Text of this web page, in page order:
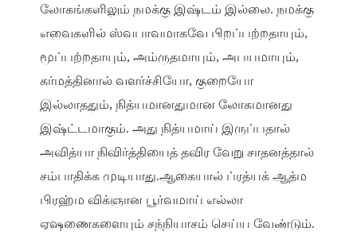
லோகங்களிலும் நமக்கு இஷ்டம் இல்லை. நமக்கு
எவைகளில் ஸ்வபாவமாகவே பிறப்பற்றதாயும்,
மூப்பற்றதாயும், அம்ருதமாயும், அபயமாயும்,
கர்மத்தினால் வளர்ச்சியோ, குறையோ
இல்லாததும், நித்யமானதுமான லோகமானது
இஷ்ட்டமாகும். அது நித்யமாய் இருப்பதால்
அவித்யா நிவிர்த்தியைத் தவிர வேறு சாதனத்தால்
சம்பாதிக்க முடியாது.ஆகையால் ப்ரத்யக் ஆத்ம
பிரஹ்ம விக்ஞான பூர்வமாய் எல்லா
ஏஷணைகளையும் சந்நியாசம் செய்ய வேண்டும்.